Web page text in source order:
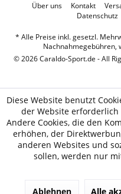
Über uns Kontakt
Datenschutz
* Alle Preise inkl. gesetzl.
Nachnahmegebühren,
© 2026 Caraldo-Sport.de - All
Diese Website benutzt
der Website
Andere Cookies, die den
erhöhen, der
anderen Websites und
sollen, werden nur
Ablehnen Alle